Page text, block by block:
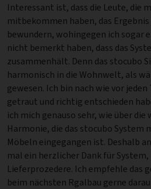
Interessant ist, dass die Leute, die
mitbekommen haben, das
bewundern, wohingegen ich sogar
nicht bemerkt haben, dass das
zusammenhält. Denn das stocubo
harmonisch in die Wohnwelt, als
gewesen. Ich bin nach wie vor
getraut und richtig entschieden
ich mich genauso sehr, wie über
Harmonie, die das stocubo System
Möbeln eingegangen ist. Deshalb
mal ein herzlicher Dank für
Lieferprozedere. Ich empfehle das
beim nächsten Rgalbau gerne